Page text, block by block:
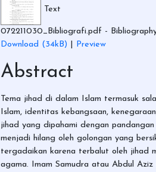
Text
072211030_Bibliografi.pdf -
Download (34kB)
Preview
Abstract
Tema jihad di dalam Islam termasuk
Islam, identitas kebangsaan,
jihad yang dipahami dengan
menjadi hilang oleh golongan yang
tergadaikan karena terbalut oleh jihad
agama. Imam Samudra atau Abdul Aziz